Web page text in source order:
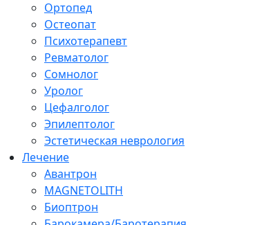
Ортопед
Остеопат
Психотерапевт
Ревматолог
Сомнолог
Уролог
Цефалголог
Эпилептолог
Эстетическая неврология
Лечение
Авантрон
MAGNETOLITH
Биоптрон